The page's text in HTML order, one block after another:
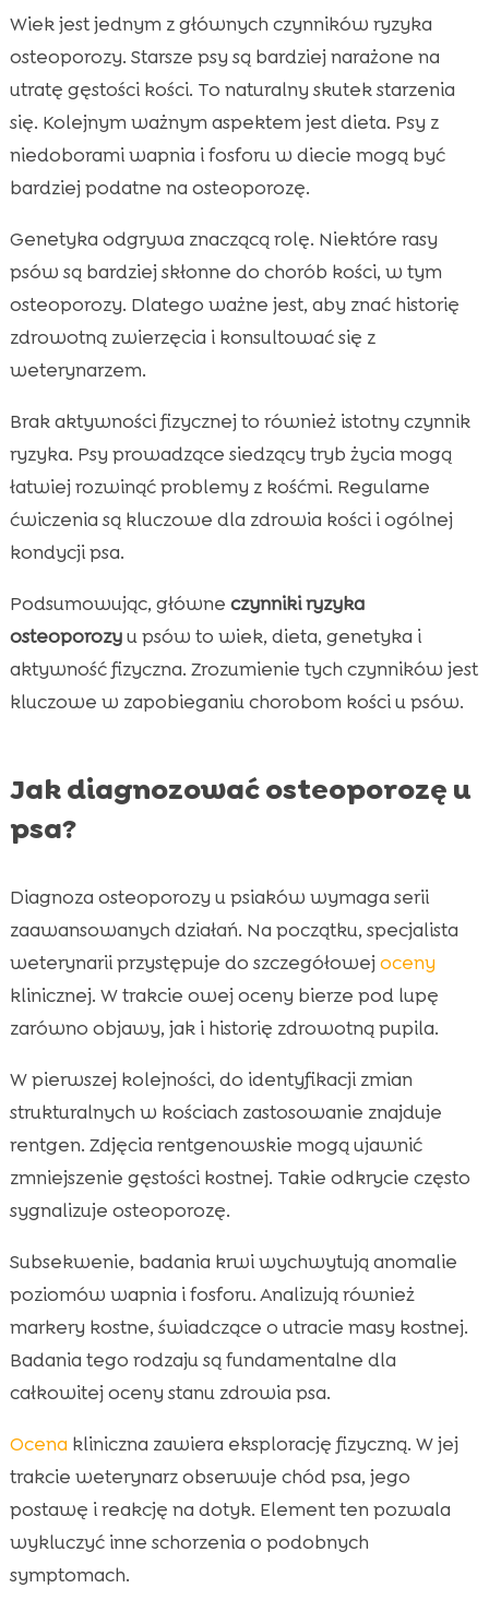
Wiek jest jednym z głównych czynników ryzyka
osteoporozy. Starsze psy są bardziej narażone na
utratę gęstości kości. To naturalny skutek starzenia
się. Kolejnym ważnym aspektem jest dieta. Psy z
niedoborami wapnia i fosforu w diecie mogą być
bardziej podatne na osteoporozę.
Genetyka odgrywa znaczącą rolę. Niektóre rasy
psów są bardziej skłonne do chorób kości, w tym
osteoporozy. Dlatego ważne jest, aby znać historię
zdrowotną zwierzęcia i konsultować się z
weterynarzem.
Brak aktywności fizycznej to również istotny czynnik
ryzyka. Psy prowadzące siedzący tryb życia mogą
łatwiej rozwinąć problemy z kośćmi. Regularne
ćwiczenia są kluczowe dla zdrowia kości i ogólnej
kondycji psa.
Podsumowując, główne czynniki ryzyka
osteoporozyu psów to wiek, dieta, genetyka i
aktywność fizyczna. Zrozumienie tych czynników jest
kluczowe w zapobieganiu chorobom kości u psów.
Jak diagnozować osteoporozę u
psa?
Diagnoza osteoporozy u psiaków wymaga serii
zaawansowanych działań. Na początku, specjalista
weterynarii przystępuje do szczegółowej oceny
klinicznej. W trakcie owej oceny bierze pod lupę
zarówno objawy, jak i historię zdrowotną pupila.
W pierwszej kolejności, do identyfikacji zmian
strukturalnych w kościach zastosowanie znajduje
rentgen. Zdjęcia rentgenowskie mogą ujawnić
zmniejszenie gęstości kostnej. Takie odkrycie często
sygnalizuje osteoporozę.
Subsekwenie, badania krwi wychwytują anomalie
poziomów wapnia i fosforu. Analizują również
markery kostne, świadczące o utracie masy kostnej.
Badania tego rodzaju są fundamentalne dla
całkowitej oceny stanu zdrowia psa.
Ocena kliniczna zawiera eksplorację fizyczną. W jej
trakcie weterynarz obserwuje chód psa, jego
postawę i reakcję na dotyk. Element ten pozwala
wykluczyć inne schorzenia o podobnych
symptomach.